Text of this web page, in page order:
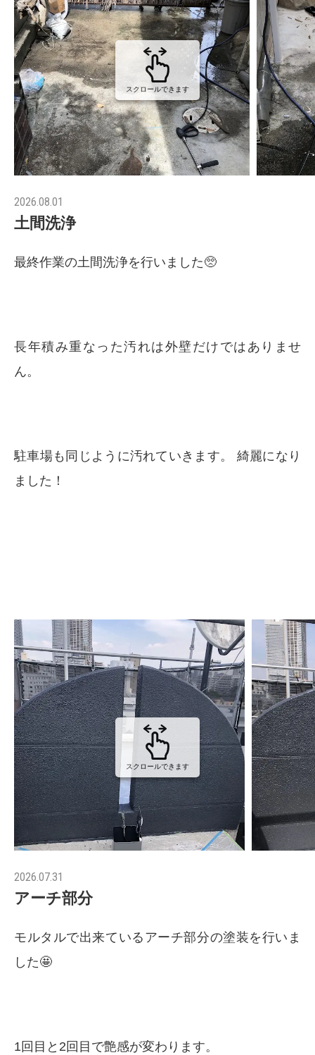
スクロールできます
2026.08.01
土間洗浄
最終作業の土間洗浄を行いました🥺
長年積み重なった汚れは外壁だけではありませ
ん。
駐車場も同じように汚れていきます。 綺麗になり
ました！
スクロールできます
2026.07.31
アーチ部分
モルタルで出来ているアーチ部分の塗装を行いま
した🤩
1回目と2回目で艶感が変わります。